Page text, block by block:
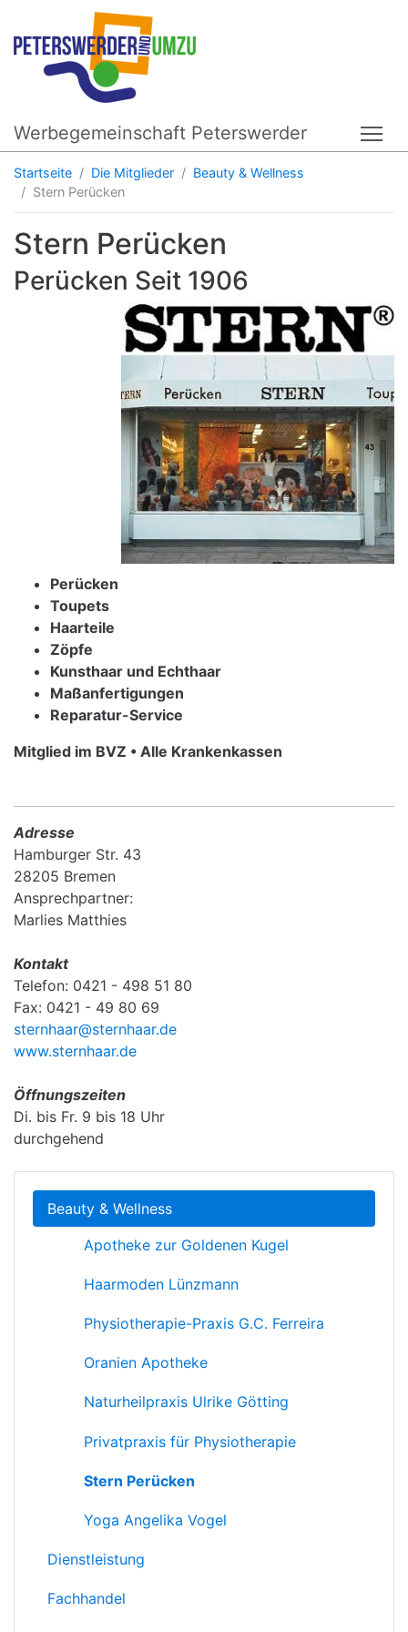
Werbegemeinschaft Peterswerder
Startseite Die Mitglieder
Beauty & Wellness
Stern Perücken
Stern Perücken
Perücken Seit 1906
Perücken
Toupets
Haarteile
Zöpfe
Kunsthaar und Echthaar
Maßanfertigungen
Reparatur-Service
Mitglied im BVZ • Alle Krankenkassen
Adresse
Hamburger Str. 43
28205 Bremen
Ansprechpartner:
Marlies Matthies
Kontakt
Telefon: 0421 - 498 51 80
Fax: 0421 - 49 80 69
sternhaar@sternhaar.de
www.sternhaar.de
Öffnungszeiten
Di. bis Fr. 9 bis 18 Uhr
durchgehend
Beauty & Wellness
Apotheke zur Goldenen Kugel
Haarmoden Lünzmann
Physiotherapie-Praxis G.C. Ferreira
Oranien Apotheke
Naturheilpraxis Ulrike Götting
Privatpraxis für Physiotherapie
Stern Perücken
Yoga Angelika Vogel
Dienstleistung
Fachhandel